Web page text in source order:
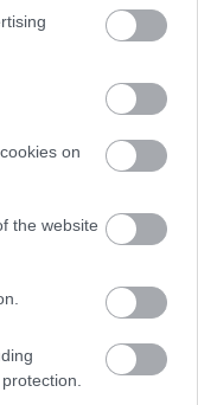
on
the website